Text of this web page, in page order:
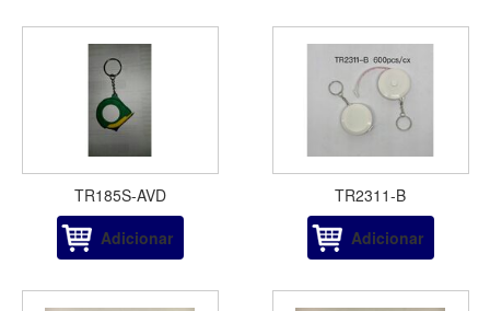
TR185S-AVD
Adicionar
TR2311-B
Adicionar